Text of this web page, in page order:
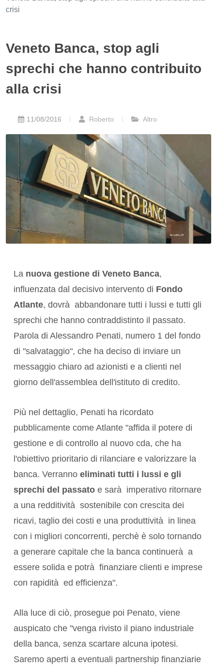
crisi
Veneto Banca, stop agli
sprechi che hanno contribuito
alla crisi
11/08/2016 Roberto Altro
La nuova gestione di Veneto Banca,
influenzata dal decisivo intervento di Fondo
Atlante, dovrà abbandonare tutti i lussi e tutti gli
sprechi che hanno contraddistinto il passato.
Parola di Alessandro Penati, numero 1 del fondo
di "salvataggio", che ha deciso di inviare un
messaggio chiaro ad azionisti e a clienti nel
giorno dell'assemblea dell'istituto di credito.
Più nel dettaglio, Penati ha ricordato
pubblicamente come Atlante "affida il potere di
gestione e di controllo al nuovo cda, che ha
l'obiettivo prioritario di rilanciare e valorizzare la
banca. Verranno eliminati tutti i lussi e gli
sprechi del passato e sarà imperativo ritornare
a una redditività sostenibile con crescita dei
ricavi, taglio dei costi e una produttività in linea
con i migliori concorrenti, perchè è solo tornando
a generare capitale che la banca continuerà a
essere solida e potrà finanziare clienti e imprese
con rapidità ed efficienza".
Alla luce di ciò, prosegue poi Penato, viene
auspicato che "venga rivisto il piano industriale
della banca, senza scartare alcuna ipotesi.
Saremo aperti a eventuali partnership finanziarie